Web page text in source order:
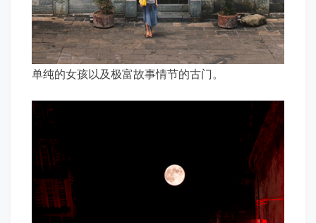
单纯的女孩以及极富故事情节的古门。